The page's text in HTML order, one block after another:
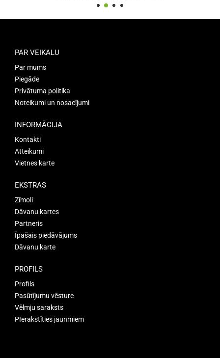
PAR VEIKALU
Par mums
Piegāde
Privātuma politika
Noteikumi un nosacījumi
INFORMĀCIJA
Kontakti
Atteikumi
Vietnes karte
EKSTRAS
Zīmoli
Dāvanu kartes
Partneris
Īpašais piedāvājums
Dāvanu karte
PROFILS
Profils
Pasūtījumu vēsture
Vēlmju saraksts
PIerakstīties jaunmiem